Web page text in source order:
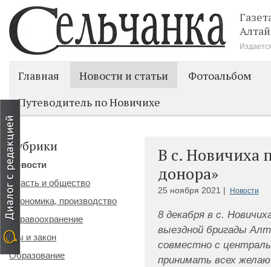
Главная Новости и статьи
Фотоальбом
Путеводитель по Новичихе
В с. Новичиха
донора»
25 ноября 2021 | Новости
8 декабря в с.
выездной бригады
совместно с
принимать всех
Рубрики
Новости
Власть и общество
Экономика, производство
Здравоохранение
Мы и закон
Образование